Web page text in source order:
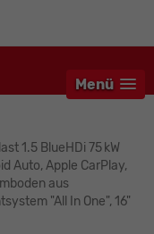
Menü
1.5 BlueHDi 75 kW
Auto, Apple CarPlay,
aus
"All In One", 16"